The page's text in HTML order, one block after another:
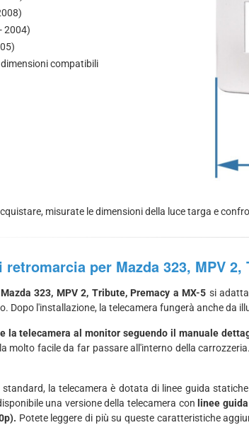
2004)
compatibili
misurate le dimensioni della luce targa e
retromarcia per Mazda 323, MPV
323, MPV 2, Tribute, Premacy a MX-5 si
Dopo l'installazione, la telecamera fungerà anche da
la telecamera al monitor seguendo il manuale
molto facile da far passare all'interno della
standard, la telecamera è dotata di linee guida
una versione della telecamera con linee
Potete leggere di più su queste caratteristiche